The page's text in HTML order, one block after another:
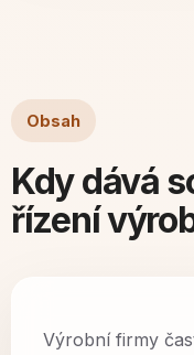
Obsah
Kdy dává
řízení
Výrobní firmy